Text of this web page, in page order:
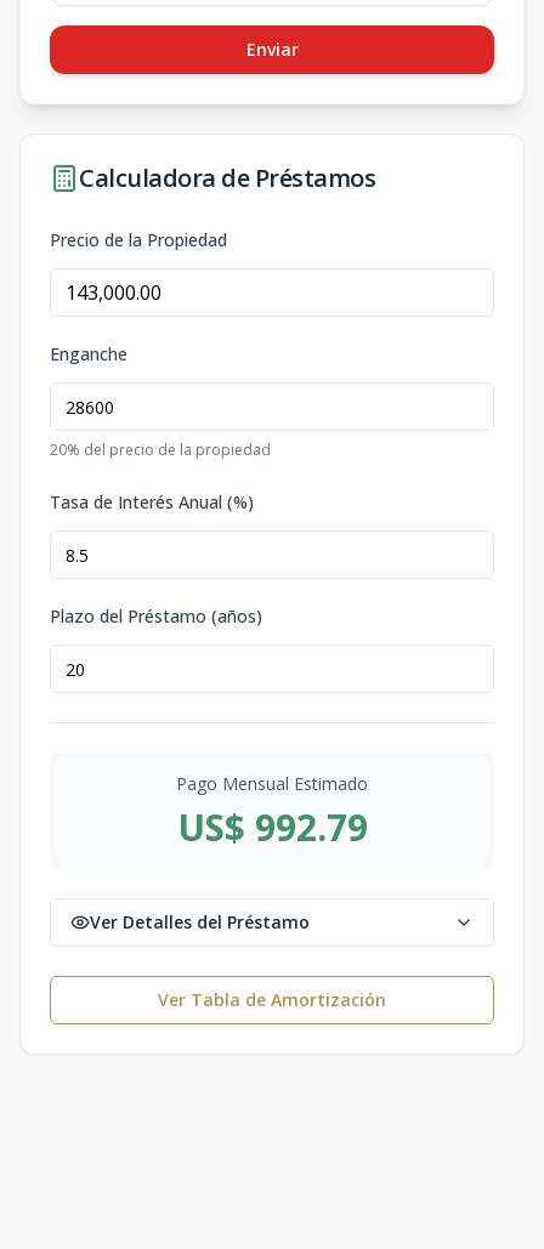
Enviar
Calculadora de Préstamos
Precio de la Propiedad
Enganche
20% del precio de la propiedad
Tasa de Interés Anual (%)
Plazo del Préstamo (años)
Pago Mensual Estimado
US$ 992.79
Ver Detalles del Préstamo
Ver Tabla de Amortización